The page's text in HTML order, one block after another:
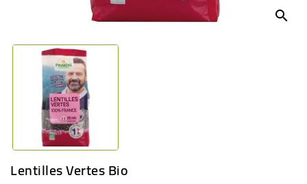
search
Lentilles Vertes Bio